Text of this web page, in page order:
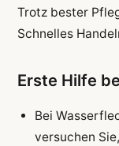
Trotz bester
Schnelles
Erste Hilfe
Bei
versuchen